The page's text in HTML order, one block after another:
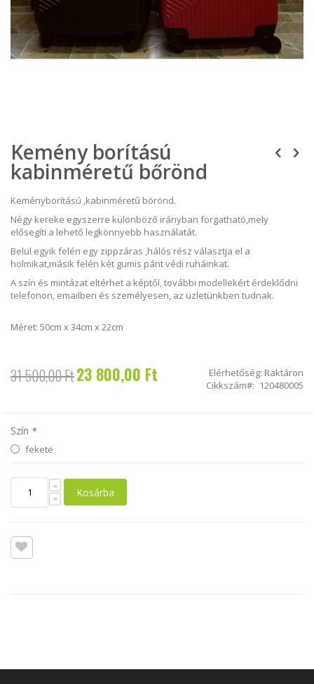
a
képgaléria
elejére
Kemény borítású
kabinméretű bőrönd
Keményborítású ,kabinméretű börönd.
Négy kereke egyszerre különböző irányban forgatható,mely
elősegíti a lehető legkönnyebb használatát.
Belül egyik felén egy zippzáras ,hálós rész választja el a
holmikat,másik felén két gumis pánt védi ruháinkat.
A szín és mintázat eltérhet a képtől, további modellekért érdeklődni
telefonon, emailben és személyesen, az üzletünkben tudnak.
Méret: 50cm x 34cm x 22cm
31 500,00 Ft Akciós
ár
23 800,00 Ft Elérhetőség: Raktáron
Cikkszám
120480005
Szín
fekete
Kosárba